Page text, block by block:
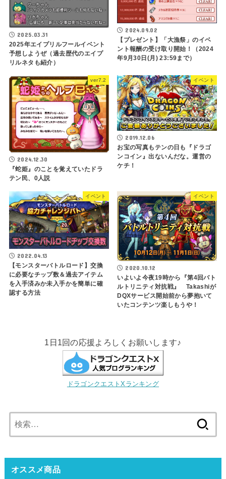
2025.03.31
2025年エイプリルフールイベント
予想しようぜ（過去歴代のエイプ
リルネタも紹介）
2024.09.02
【プレゼント】「大漁祭」のイベ
ント報酬の受け取り開始！（2024
年9月30日(月) 23:59まで）
ver7.2
2024.12.30
『蛇姫』のことを覚えていたドラ
テン民、0人説
イベント
2019.12.06
お宝の写真もテンの日も『ドラゴ
ンコイン』出ないんだな。運営の
ケチ！
イベント
2022.04.13
【モンスターバトルロード】交換
に必要なチップ数＆過去アイテム
を入手済みか未入手かを簡単に確
認する方法
イベント
2020.10.12
いよいよ今夜19時から『第4回バト
ルトリニティ対抗戦』 Takashiが
DQXサービス開始前から夢抱いて
いたコンテンツ楽しもうや！
1日1回の応援よろしくお願いします♪
ドラゴンクエストXランキング
索:
オススメ商品